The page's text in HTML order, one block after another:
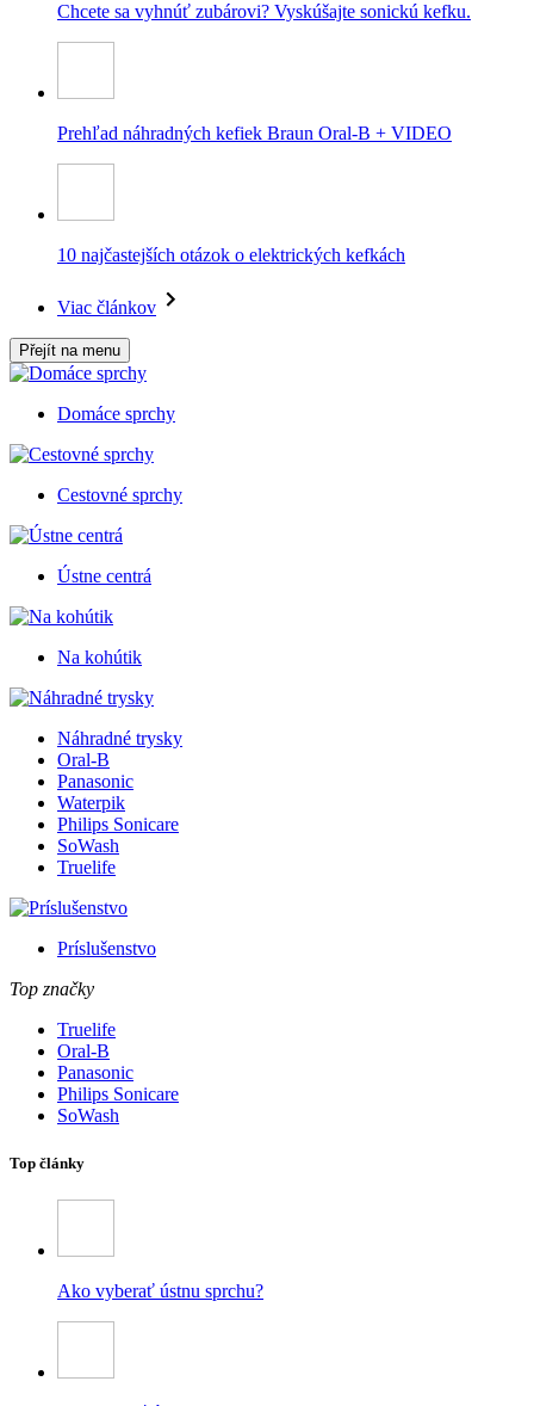
Chcete sa vyhnúť zubárovi? Vyskúšajte sonickú kefku.
Prehľad náhradných kefiek Braun Oral-B + VIDEO
10 najčastejších otázok o elektrických kefkách
Viac článkov
Přejít na menu
Domáce sprchy
Cestovné sprchy
Ústne centrá
Na kohútik
Náhradné trysky
Oral-B
Panasonic
Waterpik
Philips Sonicare
SoWash
Truelife
Príslušenstvo
Top značky
Truelife
Oral-B
Panasonic
Philips Sonicare
SoWash
Top články
Ako vyberať ústnu sprchu?